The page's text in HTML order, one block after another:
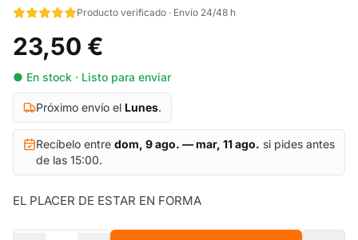
Producto verificado · Envío 24/48 h
23,50 €
● En stock · Listo para enviar
Próximo envío el Lunes.
Recíbelo entre dom, 9 ago. — mar, 11 ago. si pides antes
de las 15:00.
EL PLACER DE ESTAR EN FORMA